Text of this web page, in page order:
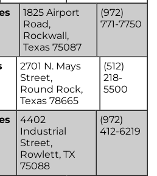
1825 Airport
Road,
Rockwall,
Texas 75087
(972)
771-7750
2701 N. Mays
Street,
Round Rock,
Texas 78665
(512)
218-
5500
4402
Industrial
Street,
Rowlett, TX
75088
(972)
412-6219